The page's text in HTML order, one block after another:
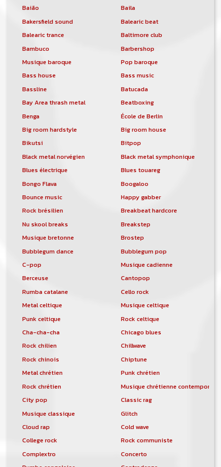
Baião
Baila
Bakersfield sound
Balearic beat
Balearic trance
Baltimore club
Bambuco
Barbershop
Musique baroque
Pop baroque
Bass house
Bass music
Bassline
Batucada
Bay Area thrash metal
Beatboxing
Benga
École de Berlin
Big room hardstyle
Big room house
Bikutsi
Bitpop
Black metal norvégien
Black metal symphonique
Blues électrique
Blues touareg
Bongo Flava
Boogaloo
Bounce music
Happy gabber
Rock brésilien
Breakbeat hardcore
Nu skool breaks
Breakstep
Musique bretonne
Brostep
Bubblegum dance
Bubblegum pop
C-pop
Musique cadienne
Berceuse
Cantopop
Rumba catalane
Cello rock
Metal celtique
Musique celtique
Punk celtique
Rock celtique
Cha-cha-cha
Chicago blues
Rock chilien
Chillwave
Rock chinois
Chiptune
Metal chrétien
Punk chrétien
Rock chrétien
Musique chrétienne
City pop
Classic rag
Musique classique
Glitch
Cloud rap
Cold wave
College rock
Rock communiste
Complextro
Concerto